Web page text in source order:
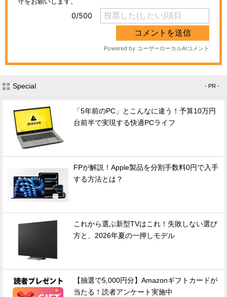
Special - PR -
「5年前のPC」とこんなに違う！予算10万円
台前半で実現する快適PCライフ
FPが解説！Apple製品を分割手数料0円で入手
する方法とは？
これから選ぶ新型TVはこれ！失敗しない選び
方と、2026年夏の一押しモデル
【抽選で5,000円分】Amazonギフトカードが
当たる！読者アンケート実施中